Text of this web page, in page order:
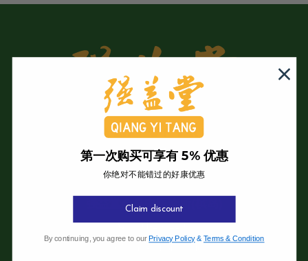
强益堂全息中医诊所
强益堂全息中医诊所(槟岛)
04-2832108
第一次购买可享有 5% 优惠
你绝对不能错过的好康优惠
Claim discount
By continuing, you agree to our Privacy Policy&Terms & Condition